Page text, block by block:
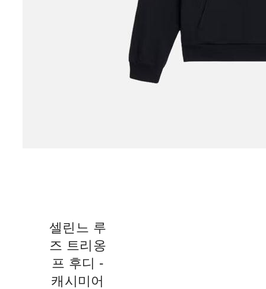
셀린느 루
즈 트리옹
프 후디 -
캐시미어